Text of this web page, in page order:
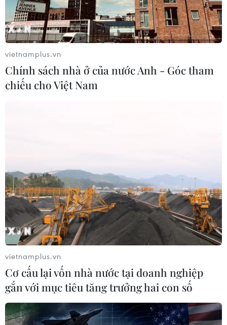
vietnamplus.vn
Chính sách nhà ở của nước Anh - Góc tham
chiếu cho Việt Nam
vietnamplus.vn
Cơ cấu lại vốn nhà nước tại doanh nghiệp
gắn với mục tiêu tăng trưởng hai con số